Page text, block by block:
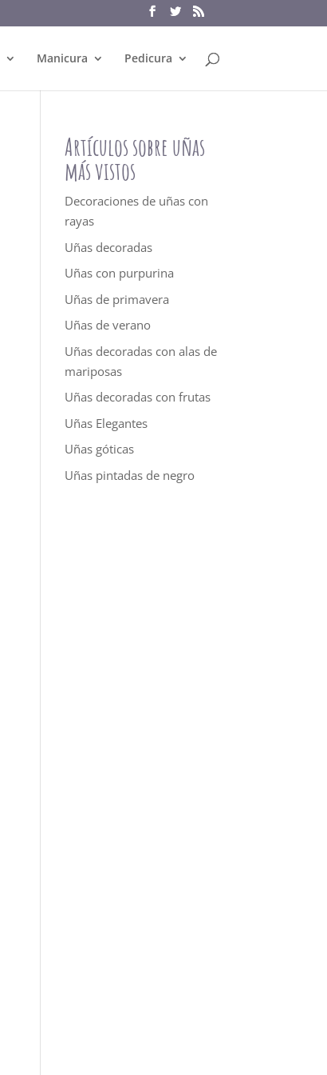
Manicura Pedicura
Artículos sobre uñas
más vistos
Decoraciones de uñas con
rayas
Uñas decoradas
Uñas con purpurina
Uñas de primavera
Uñas de verano
Uñas decoradas con alas de
mariposas
Uñas decoradas con frutas
Uñas Elegantes
Uñas góticas
Uñas pintadas de negro